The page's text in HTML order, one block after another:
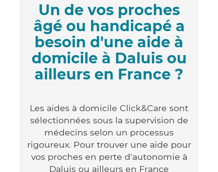
Un de vos proches
âgé ou handicapé a
besoin d'une aide à
domicile à Daluis ou
ailleurs en France ?
Les aides à domicile Click&Care sont
sélectionnées sous la supervision de
médecins selon un processus
rigoureux. Pour trouver une aide pour
vos proches en perte d'autonomie à
Daluis ou ailleurs en France